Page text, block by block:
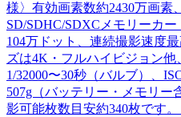
様〉有効画素数約2430万画素
SD/SDHC/SDXCメモリーカ
104万ドット、連続撮影速度
ズは4K・フルハイビジョン他
1/32000〜30秒（バルブ）、
507g（バッテリー・メモリー
影可能枚数目安約340枚です